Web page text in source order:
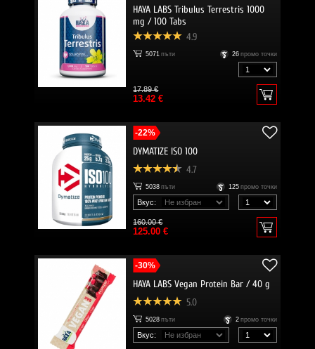
HAYA LABS Tribulus Terrestris 1000
mg / 100 Tabs
4.9
5071 пъти 26 промо точки
17.89 €
13.42 €
-22%
DYMATIZE ISO 100
4.7
5038 пъти 125 промо точки
Вкус:
160.00 €
125.00 €
-30%
HAYA LABS Vegan Protein Bar / 40 g
5.0
5028 пъти 2 промо точки
Вкус: